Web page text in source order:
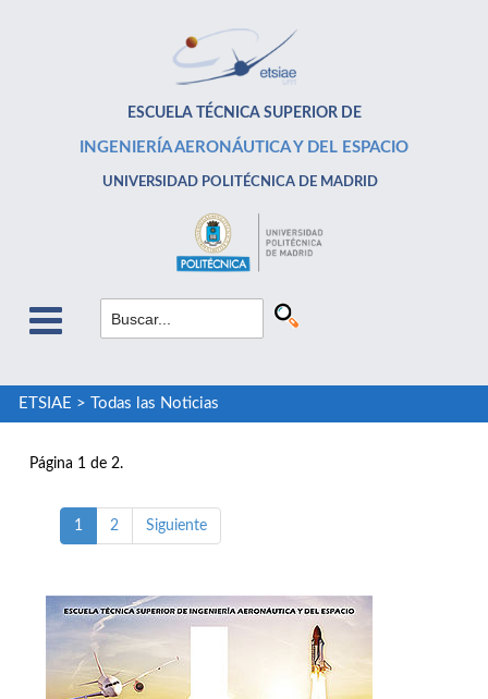
ESCUELA TÉCNICA SUPERIOR DE
INGENIERÍA AERONÁUTICA Y DEL ESPACIO
UNIVERSIDAD POLITÉCNICA DE MADRID
ETSIAE > Todas las Noticias
Página 1 de 2.
1 2 Siguiente